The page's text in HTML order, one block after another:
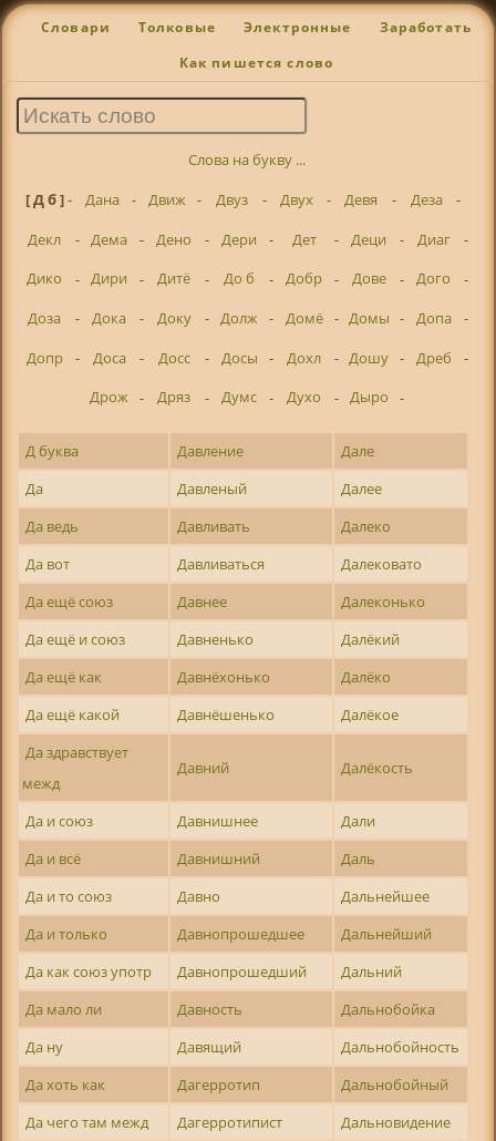
Словари Толковые Электронные Заработать
Как пишется слово
Слова на букву ...
[ Д б ]- Дана - Движ - Двуз - Двух - Девя - Деза
-
Декл
- Дема - Дено - Дери - Дет - Деци - Диаг
-
Дико
- Дири - Дитё - До б - Добр - Дове - Дого
-
Доза
- Дока - Доку - Долж - Домё - Домы - Допа
-
Допр
- Доса - Досс - Досы - Дохл - Дошу - Дреб
-
Дрож - Дряз - Думс - Духо - Дыро -
Д буква Давление
Дале
Да
Давленый
Далее
Да ведь
Давливать
Далеко
Да вот
Давливаться
Далековато
Да ещё союз
Давнее
Далеконько
Да ещё и союз
Давненько
Далёкий
Да ещё как
Давнёхонько
Далёко
Да ещё какой
Давнёшенько
Далёкое
Да здравствует
межд
Давний Далёкость
Да и союз Давнишнее
Дали
Да и всё
Давнишний
Даль
Да и то союз
Давно
Дальнейшее
Да и только
Давнопрошедшее
Дальнейший
Да как союз употр
Давнопрошедший
Дальний
Да мало ли
Давность
Дальнобойка
Да ну
Давящий
Дальнобойность
Да хоть как
Дагерротип
Дальнобойный
Да чего там межд
Дагерротипист
Дальновидение